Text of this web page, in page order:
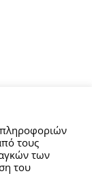
τους
των
του